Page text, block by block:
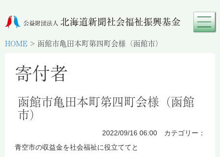
HOME > 函館市亀田本町第四町会様（函館市）
寄付者
函館市亀田本町第四町会様（函館
市）
2022/09/16 06:00 カテゴリー：
青空市の収益金を社会福祉に役立ててと